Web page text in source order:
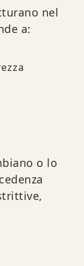
nel
a:
o lo